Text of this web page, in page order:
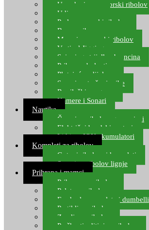
Upredenice za morski ribolov
Udice za more
Perle za morski ribolov
Brum prihrana za more
Mamci za morski ribolov
Vertical Jigging
Spinning strijelke, brancina
Pribor za bolentino
Plutajuća odijela
Sonari za traženje ribe
Ronilački program
Kamere i Sonari
Nautika
Čamci za ribolov, gumenjaci
Električni brodski motori
Lithium ION akumulatori
Kompleti za ribolov
Gotovi ribolovni kompleti
Setovi za ribolov lignje
Prihrana i mamci
Prihrana za ribolov
Pelete za ribolov
Feeder lovne pelete i dumbelli
Partikli za ribolov
Zemlja za ribolov
Praškasti aditivi za ribolov